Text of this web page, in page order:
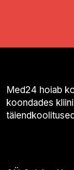
Med24 hoiab
koondades